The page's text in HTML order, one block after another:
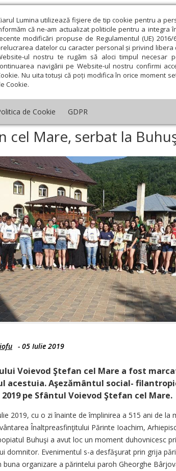
Lumina utilizează fişiere de tip cookie pentru a
că ne-am actualizat politicile pentru a integra
modificări propuse de Regulamentul (UE)
datelor cu caracter personal și privind
ul nostru te rugăm să aloci timpul necesar
navigării pe Website-ul nostru confirmi
Nu uita totuși că poți modifica în orice moment
Cookie.
de Cookie GDPR
religioasă Teologie și spiritualitate
› Moldova › Sfântul Ştefan cel Mare, serbat la Buhuşi şi
cel Mare, serbat la
- 05 Iulie 2019
Voievod Ştefan cel Mare a fost
acestuia. Aşezământul social-
pe Sfântul Voievod Ştefan cel Mare.
2019, cu o zi înainte de împlinirea a 515 ani de
Înaltpreasfinţitului Părinte Ioachim,
Buhuşi a avut loc un moment duhovnicesc
domnitor. Evenimentul s-a desfăşurat prin grija
organizare a părintelui paroh Gheorghe
Ianuarie Februarie Martie